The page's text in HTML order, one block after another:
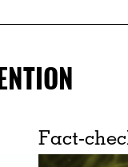
Fact-